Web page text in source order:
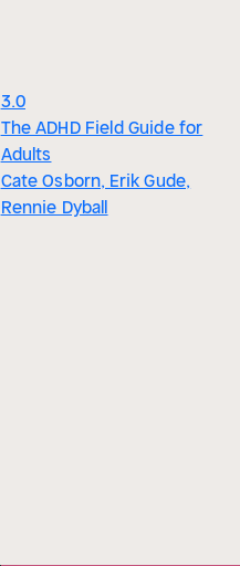
3.0
The ADHD Field Guide for
Adults
Cate Osborn, Erik Gude,
Rennie Dyball